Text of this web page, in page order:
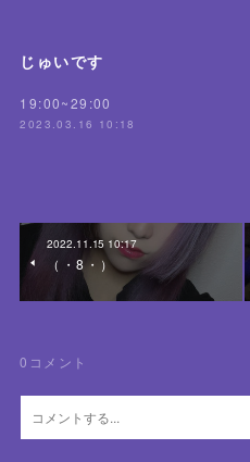
じゅいです
19:00~29:00
2023.03.16 10:18
2022.11.15 10:17
（・8・）
0 コメント